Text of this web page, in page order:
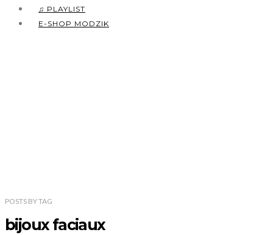
♫ PLAYLIST
E-SHOP MODZIK
POSTS BYTAG
bijoux faciaux